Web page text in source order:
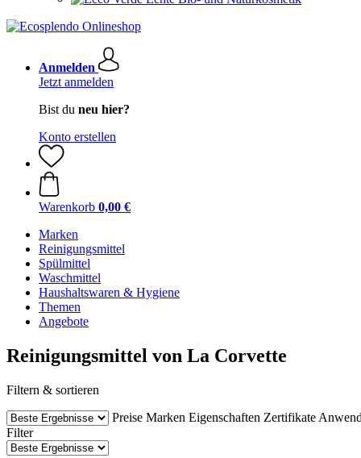
Anmelden
Jetzt anmelden
Bist du neu hier?
Konto erstellen
Warenkorb 0,00 €
Marken
Reinigungsmittel
Spülmittel
Waschmittel
Haushaltswaren & Hygiene
Themen
Angebote
Reinigungsmittel von La Corvette
Filtern & sortieren
Preise Marken Eigenschaften Zertifikate
Filter